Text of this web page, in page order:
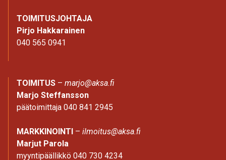
TOIMITUSJOHTAJA
Pirjo Hakkarainen
040 565 0941
TOIMITUS – marjo@aksa.fi
Marjo Steffansson
päätoimittaja 040 841 2945
MARKKINOINTI – ilmoitus@aksa.fi
Marjut Parola
myyntipäällikkö 040 730 4234